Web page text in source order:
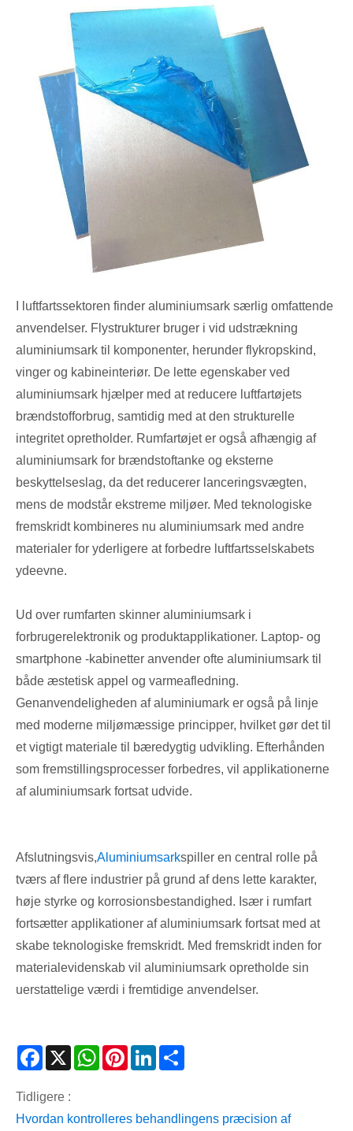
I luftfartssektoren finder aluminiumsark særlig omfattende
anvendelser. Flystrukturer bruger i vid udstrækning
aluminiumsark til komponenter, herunder flykropskind,
vinger og kabineinteriør. De lette egenskaber ved
aluminiumsark hjælper med at reducere luftfartøjets
brændstofforbrug, samtidig med at den strukturelle
integritet opretholder. Rumfartøjet er også afhængig af
aluminiumsark for brændstoftanke og eksterne
beskyttelseslag, da det reducerer lanceringsvægten,
mens de modstår ekstreme miljøer. Med teknologiske
fremskridt kombineres nu aluminiumsark med andre
materialer for yderligere at forbedre luftfartsselskabets
ydeevne.
Ud over rumfarten skinner aluminiumsark i
forbrugerelektronik og produktapplikationer. Laptop- og
smartphone -kabinetter anvender ofte aluminiumsark til
både æstetisk appel og varmeafledning.
Genanvendeligheden af ​​aluminiumark er også på linje
med moderne miljømæssige principper, hvilket gør det til
et vigtigt materiale til bæredygtig udvikling. Efterhånden
som fremstillingsprocesser forbedres, vil applikationerne
af aluminiumsark fortsat udvide.
Afslutningsvis,Aluminiumsarkspiller en central rolle på
tværs af flere industrier på grund af dens lette karakter,
høje styrke og korrosionsbestandighed. Især i rumfart
fortsætter applikationer af aluminiumsark fortsat med at
skabe teknologiske fremskridt. Med fremskridt inden for
materialevidenskab vil aluminiumsark opretholde sin
uerstattelige værdi i fremtidige anvendelser.
Facebook
X WhatsAppPinterestLinkedIn
Tidligere :
Hvordan kontrolleres behandlingens præcision af